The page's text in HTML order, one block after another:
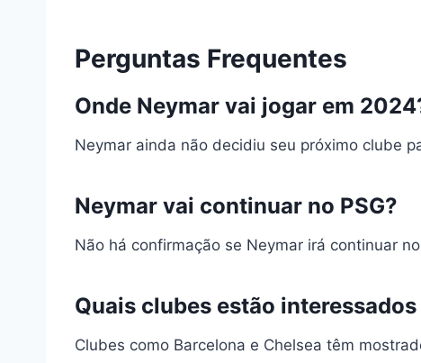
Perguntas Frequentes
Onde Neymar vai jogar em
Neymar ainda não decidiu seu próximo clube
Neymar vai continuar no PSG?
Não há confirmação se Neymar irá continuar
Quais clubes estão
Clubes como Barcelona e Chelsea têm